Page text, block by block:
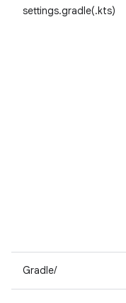
settings.gradle(.kts)
Gradle/